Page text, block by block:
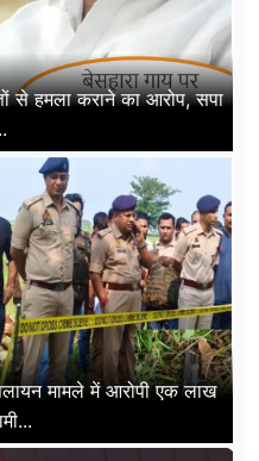
से हमला कराने का आरोप, सपा
मामले में आरोपी एक लाख